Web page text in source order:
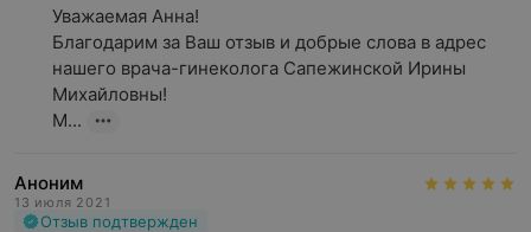
Уважаемая Анна!
Благодарим за Ваш отзыв и добрые слова в адрес
нашего врача-гинеколога Сапежинской Ирины
Михайловны!
М...
Аноним
13 июля 2021
Отзыв подтвержден